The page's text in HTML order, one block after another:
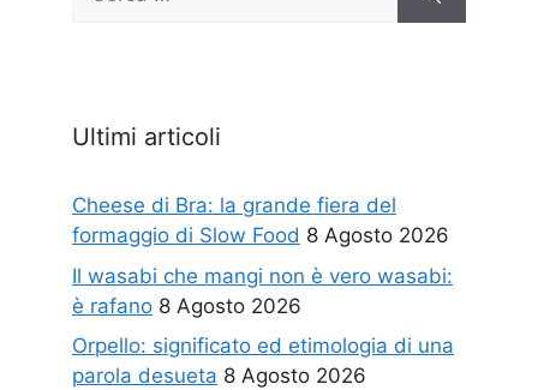
Ultimi articoli
Cheese di Bra: la grande fiera del
formaggio di Slow Food 8 Agosto 2026
Il wasabi che mangi non è vero wasabi:
è rafano 8 Agosto 2026
Orpello: significato ed etimologia di una
parola desueta 8 Agosto 2026